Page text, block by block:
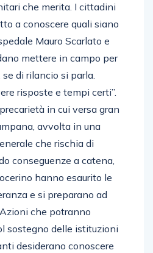
che merita. I cittadini
a conoscere quali siano
Mauro Scarlato e
mettere in campo per
di rilancio si parla.
risposte e tempi certi”.
in cui versa gran
avvolta in una
che rischia di
conseguenze a catena,
hanno esaurito le
e si preparano ad
che potranno
sostegno delle istituzioni
desiderano conoscere